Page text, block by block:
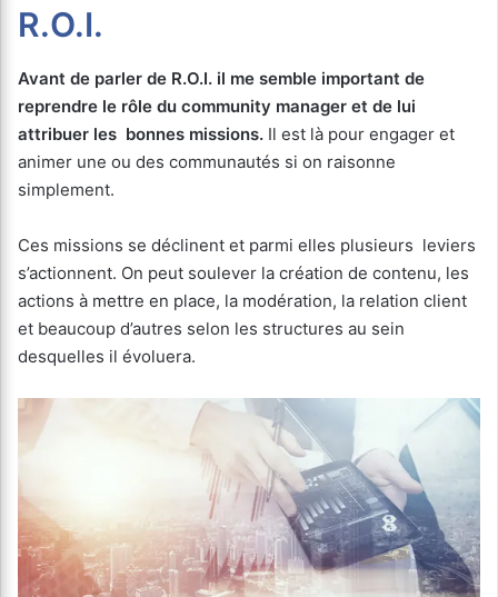
R.O.I.
Avant de parler de R.O.I. il me semble important de
reprendre le rôle du community manager et de lui
attribuer les bonnes missions. Il est là pour engager et
animer une ou des communautés si on raisonne
simplement.
Ces missions se déclinent et parmi elles plusieurs leviers
s’actionnent. On peut soulever la création de contenu, les
actions à mettre en place, la modération, la relation client
et beaucoup d’autres selon les structures au sein
desquelles il évoluera.